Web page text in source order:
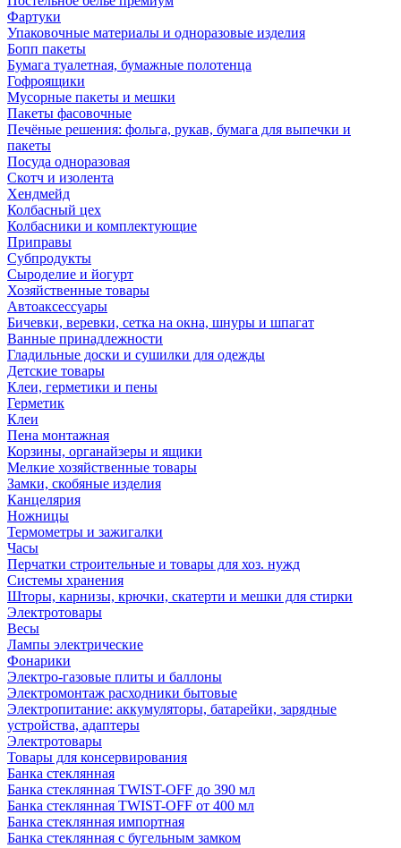
Фартуки
Упаковочные материалы и одноразовые изделия
Бопп пакеты
Бумага туалетная, бумажные полотенца
Гофроящики
Мусорные пакеты и мешки
Пакеты фасовочные
Печёные решения: фольга, рукав, бумага для выпечки и
пакеты
Посуда одноразовая
Скотч и изолента
Хендмейд
Колбасный цех
Колбасники и комплектующие
Приправы
Субпродукты
Сыроделие и йогурт
Хозяйственные товары
Автоаксессуары
Бичевки, веревки, сетка на окна, шнуры и шпагат
Ванные принадлежности
Гладильные доски и сушилки для одежды
Детские товары
Клеи, герметики и пены
Герметик
Клеи
Пена монтажная
Корзины, органайзеры и ящики
Мелкие хозяйственные товары
Замки, скобяные изделия
Канцелярия
Ножницы
Термометры и зажигалки
Часы
Перчатки строительные и товары для хоз. нужд
Системы хранения
Шторы, карнизы, крючки, скатерти и мешки для стирки
Электротовары
Весы
Лампы электрические
Фонарики
Электро-газовые плиты и баллоны
Электромонтаж расходники бытовые
Электропитание: аккумуляторы, батарейки, зарядные
устройства, адаптеры
Электротовары
Товары для консервирования
Банка стеклянная
Банка стеклянная TWIST-OFF до 390 мл
Банка стеклянная TWIST-OFF от 400 мл
Банка стеклянная импортная
Банка стеклянная с бугельным замком